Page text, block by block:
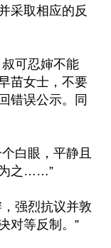
采取相应的反
可忍婶不能
苗女士，不要
错误公示。同
白眼，平静且
为之……”
强烈抗议并敦
对等反制。”